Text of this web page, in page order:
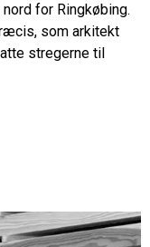
for Ringkøbing.
som arkitekt
stregerne til